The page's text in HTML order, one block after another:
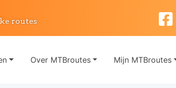
routes
Over MTBroutes Mijn MTBroutes